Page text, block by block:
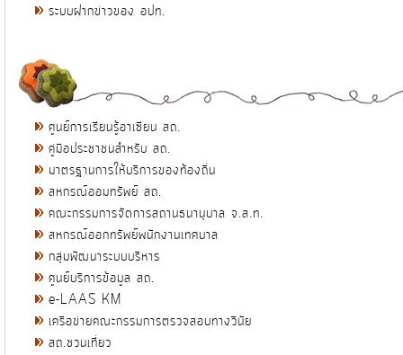
ระบบฝากข่าวของ อปท.
ศูนย์การเรียนรู้อาเซียน สถ.
คู่มือประชาชนสำหรับ สถ.
มาตรฐานการให้บริการของท้องถิ่น
สหกรณ์ออมทรัพย์ สถ.
คณะกรรมการจัดการสถานธนานุบาล จ.ส.ท.
สหกรณ์ออกทรัพย์พนักงานเทศบาล
กลุ่มพัฒนาระบบบริหาร
ศูนย์บริการข้อมูล สถ.
e-LAAS KM
เครือข่ายคณะกรรมการตรวจสอบทางวินัย
สถ.ชวนเที่ยว